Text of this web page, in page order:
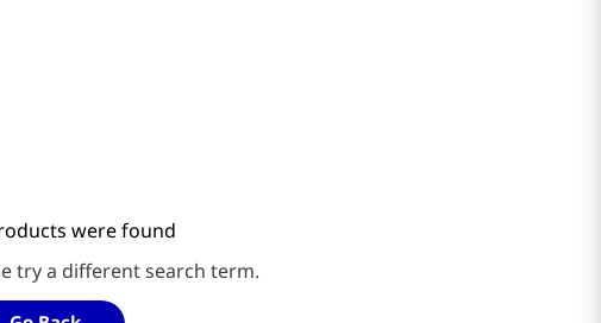
were found
try a different search term.